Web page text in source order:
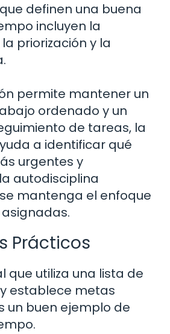
definen una buena
incluyen la
priorización y la
permite mantener un
ordenado y un
de tareas, la
a identificar qué
urgentes y
autodisciplina
mantenga el enfoque
Prácticos
que utiliza una lista de
establece metas
un buen ejemplo de